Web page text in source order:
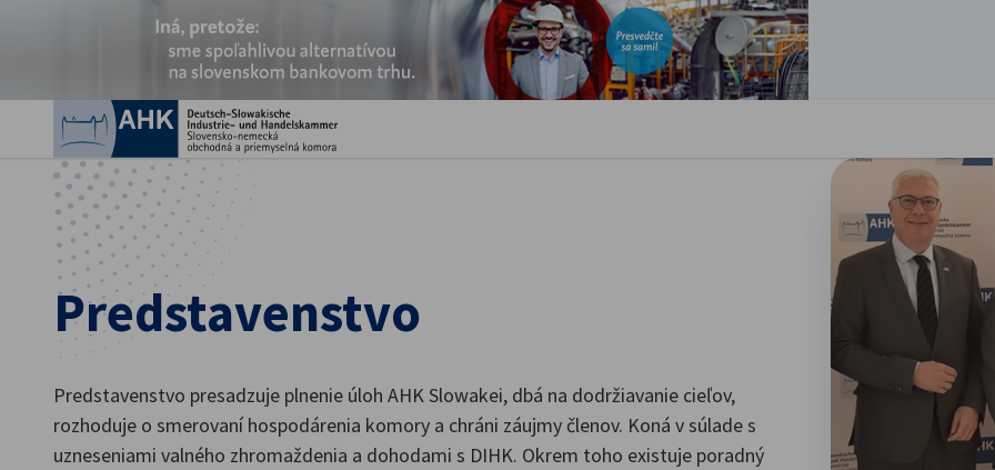
Zatvoriť preferencie
Predstavenstvo
Predstavenstvo presadzuje plnenie úloh AHK Slowakei, dbá na dodržiavanie cieľov,
rozhoduje o smerovaní hospodárenia komory a chráni záujmy členov. Koná v súlade s
uzneseniami valného zhromaždenia a dohodami s DIHK. Okrem toho existuje poradný